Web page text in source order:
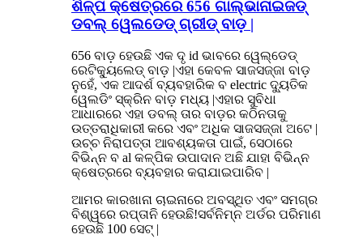
ଶିଳ୍ପ କ୍ଷେତ୍ରରେ 656 ଗାଲ୍ଭାନାଇଜଡ୍
ଡବଲ୍ ୱେଲଡେଡ୍ ଗ୍ରୀଡ୍ ବାଡ଼ |
656 ବାଡ଼ ହେଉଛି ଏକ ଦୃ id ଭାବରେ ୱେଲ୍ଡେଡ୍
ରେଟିକ୍ୟୁଲେଡ୍ ବାଡ଼ |ଏହା କେବଳ ସାଜସଜ୍ଜା ବାଡ଼
ନୁହେଁ, ଏକ ଆଦର୍ଶ ବ୍ୟବହାରିକ ବ electric ଦ୍ୟୁତିକ
ୱେଲଡିଂ ସ୍କ୍ରିନ ବାଡ଼ ମଧ୍ୟ |ଏହାର ସୁବିଧା
ଆଧାରରେ ଏହା ଡବଲ୍ ତାର ବାଡ଼ର କଠିନତାକୁ
ଉତ୍ତରାଧିକାରୀ କରେ ଏବଂ ଅଧିକ ସାଜସଜ୍ଜା ଅଟେ |
ଉଚ୍ଚ ନିରାପତ୍ତା ଆବଶ୍ୟକତା ପାଇଁ, ସେଠାରେ
ବିଭିନ୍ନ ବ al କଳ୍ପିକ ଉପାଦାନ ଅଛି ଯାହା ବିଭିନ୍ନ
କ୍ଷେତ୍ରରେ ବ୍ୟବହାର କରାଯାଇପାରିବ |
ଆମର କାରଖାନା ଚାଇନାରେ ଅବସ୍ଥିତ ଏବଂ ସମଗ୍ର
ବିଶ୍ୱରେ ରପ୍ତାନି ହେଉଛି!ସର୍ବନିମ୍ନ ଅର୍ଡର ପରିମାଣ
ହେଉଛି 100 ସେଟ୍ |